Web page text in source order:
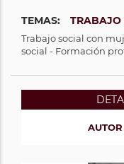
TEMAS: TRABAJO
Trabajo social con
social - Formación
AUTOR